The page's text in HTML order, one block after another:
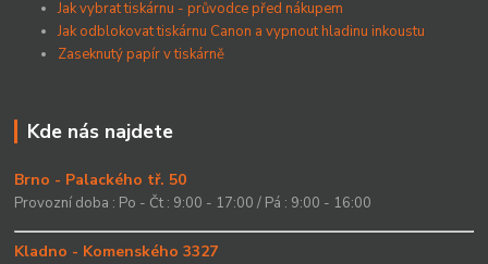
Jak vybrat tiskárnu - průvodce před nákupem
Jak odblokovat tiskárnu Canon a vypnout hladinu inkoustu
Zaseknutý papír v tiskárně
Kde nás najdete
Brno - Palackého tř. 50
Provozní doba : Po - Čt : 9:00 - 17:00 / Pá : 9:00 - 16:00
Kladno - Komenského 3327